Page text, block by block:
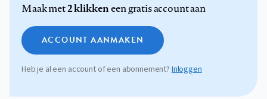
Maak met2 klikkeneen gratis account aan
ACCOUNT AANMAKEN
Heb je al een account of een abonnement? Inloggen